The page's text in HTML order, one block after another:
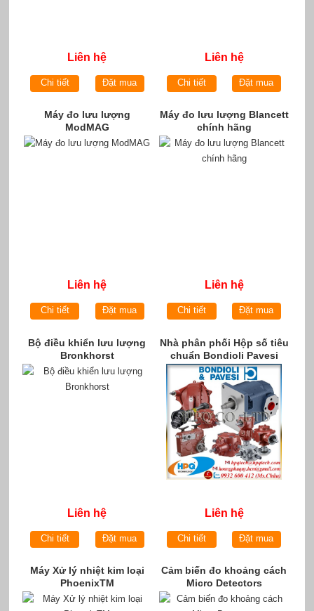
Liên hệ
Chi tiết Đặt mua
Liên hệ
Chi tiết Đặt mua
Máy đo lưu lượng
ModMAG
Liên hệ
Chi tiết Đặt mua
Máy đo lưu lượng Blancett
chính hãng
Liên hệ
Chi tiết Đặt mua
Bộ điều khiển lưu lượng
Bronkhorst
Liên hệ
Chi tiết Đặt mua
Nhà phân phối Hộp số tiêu
chuẩn Bondioli Pavesi
chính hãng
Liên hệ
Chi tiết Đặt mua
Máy Xử lý nhiệt kim loại
PhoenixTM
Cảm biến đo khoảng cách
Micro Detectors